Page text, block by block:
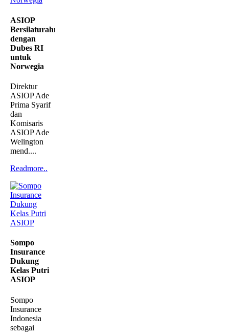
ASIOP
Bersilaturahmi
dengan
Dubes RI
untuk
Norwegia
Direktur
ASIOP Ade
Prima Syarif
dan
Komisaris
ASIOP Ade
Welington
mend....
Readmore..
Sompo
Insurance
Dukung
Kelas Putri
ASIOP
Sompo
Insurance
Indonesia
sebagai